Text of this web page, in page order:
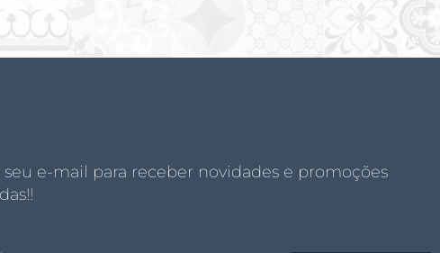
seu e-mail para receber novidades e promoções